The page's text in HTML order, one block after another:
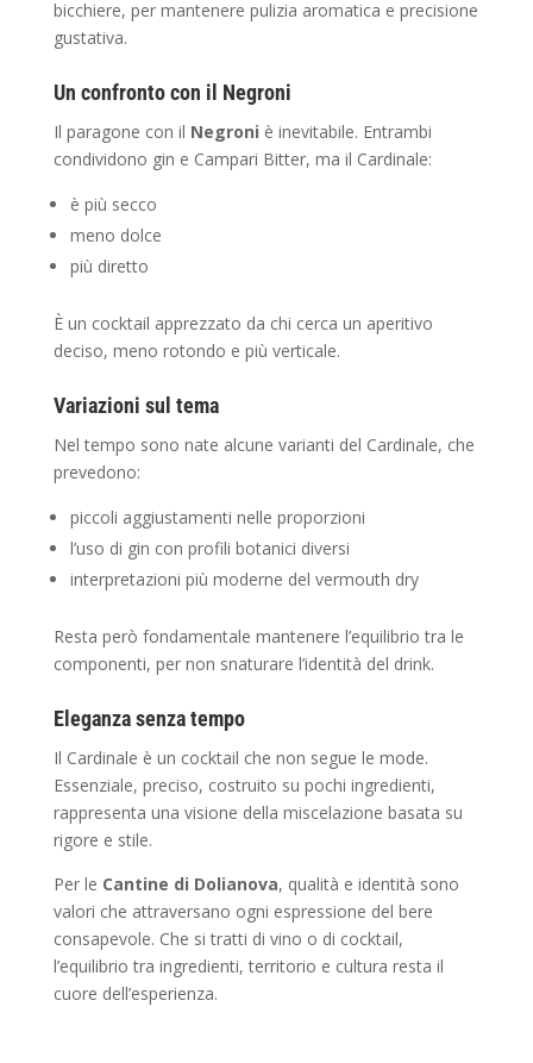
bicchiere, per mantenere pulizia aromatica e precisione
gustativa.
Un confronto con il Negroni
Il paragone con il Negroni è inevitabile. Entrambi
condividono gin e Campari Bitter, ma il Cardinale:
è più secco
meno dolce
più diretto
È un cocktail apprezzato da chi cerca un aperitivo
deciso, meno rotondo e più verticale.
Variazioni sul tema
Nel tempo sono nate alcune varianti del Cardinale, che
prevedono:
piccoli aggiustamenti nelle proporzioni
l’uso di gin con profili botanici diversi
interpretazioni più moderne del vermouth dry
Resta però fondamentale mantenere l’equilibrio tra le
componenti, per non snaturare l’identità del drink.
Eleganza senza tempo
Il Cardinale è un cocktail che non segue le mode.
Essenziale, preciso, costruito su pochi ingredienti,
rappresenta una visione della miscelazione basata su
rigore e stile.
Per le Cantine di Dolianova, qualità e identità sono
valori che attraversano ogni espressione del bere
consapevole. Che si tratti di vino o di cocktail,
l’equilibrio tra ingredienti, territorio e cultura resta il
cuore dell’esperienza.